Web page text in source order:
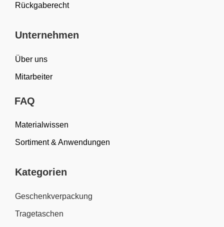
Rückgaberecht
Unternehmen
Über uns
Mitarbeiter
FAQ
Materialwissen
Sortiment & Anwendungen
Kategorien
Geschenkverpackung
Tragetaschen